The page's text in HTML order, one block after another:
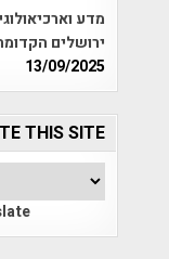
מדע
ירושלים
13/09/2025
THIS SITE!